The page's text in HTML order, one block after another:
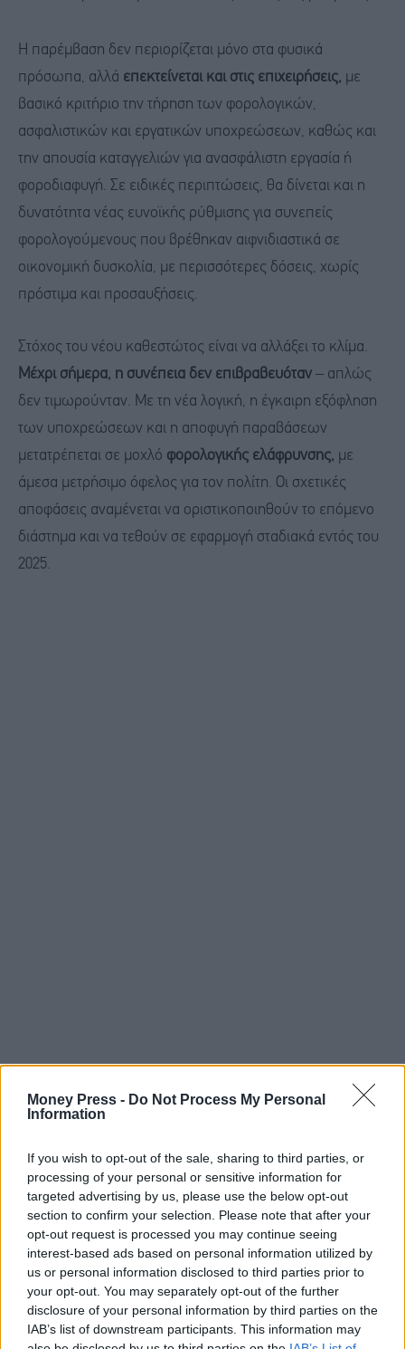
Money Press - Do Not Process My Personal
Information
If you wish to opt-out of the sale, sharing to third parties, or
processing of your personal or sensitive information for
targeted advertising by us, please use the below opt-out
section to confirm your selection. Please note that after your
opt-out request is processed you may continue seeing
interest-based ads based on personal information utilized by
us or personal information disclosed to third parties prior to
your opt-out. You may separately opt-out of the further
disclosure of your personal information by third parties on the
IAB’s list of downstream participants. This information may
Η παρέμβαση δεν περιορίζεται μόνο στα φυσικά
πρόσωπα, αλλά επεκτείνεται και στις επιχειρήσεις, με
βασικό κριτήριο την τήρηση των φορολογικών,
ασφαλιστικών και εργατικών υποχρεώσεων, καθώς και
την απουσία καταγγελιών για ανασφάλιστη εργασία ή
φοροδιαφυγή. Σε ειδικές περιπτώσεις, θα δίνεται και η
δυνατότητα νέας ευνοϊκής ρύθμισης για συνεπείς
φορολογούμενους που βρέθηκαν αιφνιδιαστικά σε
οικονομική δυσκολία, με περισσότερες δόσεις, χωρίς
πρόστιμα και προσαυξήσεις.
Στόχος του νέου καθεστώτος είναι να αλλάξει το κλίμα.
Μέχρι σήμερα, η συνέπεια δεν επιβραβευόταν – απλώς
δεν τιμωρούνταν. Με τη νέα λογική, η έγκαιρη εξόφληση
των υποχρεώσεων και η αποφυγή παραβάσεων
μετατρέπεται σε μοχλό φορολογικής ελάφρυνσης, με
άμεσα μετρήσιμο όφελος για τον πολίτη. Οι σχετικές
αποφάσεις αναμένεται να οριστικοποιηθούν το επόμενο
διάστημα και να τεθούν σε εφαρμογή σταδιακά εντός του
2025.